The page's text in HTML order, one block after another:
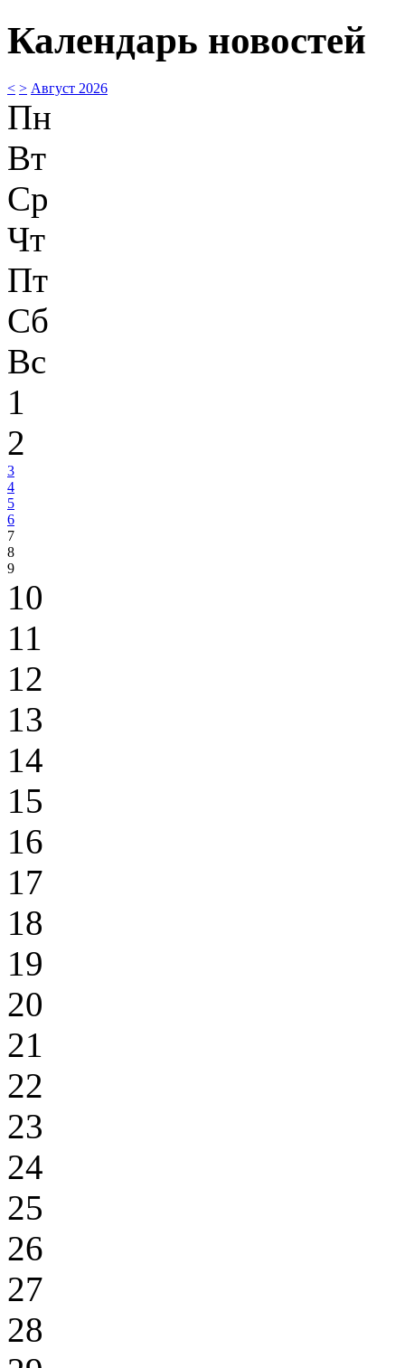
Календарь новостей
< > Август 2026
Пн
Вт
Ср
Чт
Пт
Сб
Вс
1
2
3
4
5
6
7
8
9
10
11
12
13
14
15
16
17
18
19
20
21
22
23
24
25
26
27
28